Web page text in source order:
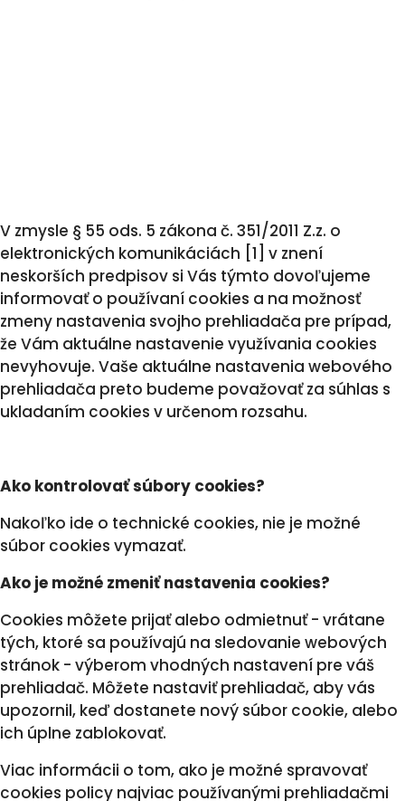
V zmysle § 55 ods. 5 zákona č. 351/2011 Z.z. o
elektronických komunikáciách [1] v znení
neskorších predpisov si Vás týmto dovoľujeme
informovať o používaní cookies a na možnosť
zmeny nastavenia svojho prehliadača pre prípad,
že Vám aktuálne nastavenie využívania cookies
nevyhovuje. Vaše aktuálne nastavenia webového
prehliadača preto budeme považovať za súhlas s
ukladaním cookies v určenom rozsahu.
Ako kontrolovať súbory cookies?
Nakoľko ide o technické cookies, nie je možné
súbor cookies vymazať.
Ako je možné zmeniť nastavenia cookies?
Cookies môžete prijať alebo odmietnuť - vrátane
tých, ktoré sa používajú na sledovanie webových
stránok - výberom vhodných nastavení pre váš
prehliadač. Môžete nastaviť prehliadač, aby vás
upozornil, keď dostanete nový súbor cookie, alebo
ich úplne zablokovať.
Viac informácii o tom, ako je možné spravovať
cookies policy najviac používanými prehliadačmi